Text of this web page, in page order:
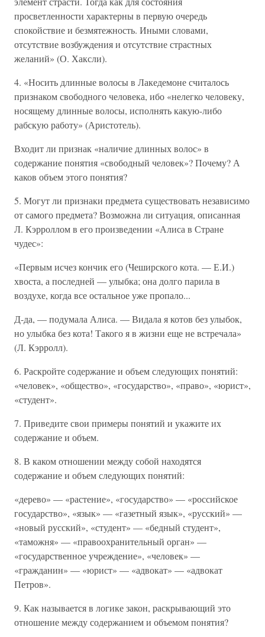
просветленности характерны в первую очередь
спокойствие и безмятежность. Иными словами,
отсутствие возбуждения и отсутствие страстных
желаний» (О. Хаксли).
4. «Носить длинные волосы в Лакедемоне считалось
признаком свободного человека, ибо «нелегко человеку,
носящему длинные волосы, исполнять какую-либо
рабскую работу» (Аристотель).
Входит ли признак «наличие длинных волос» в
содержание понятия «свободный человек»? Почему? А
каков объем этого понятия?
5. Могут ли признаки предмета существовать независимо
от самого предмета? Возможна ли ситуация, описанная
Л. Кэрроллом в его произведении «Алиса в Стране
чудес»:
«Первым исчез кончик его (Чеширского кота. — Е.И.)
хвоста, а последней — улыбка; она долго парила в
воздухе, когда все остальное уже пропало...
Д-да, — подумала Алиса. — Видала я котов без улыбок,
но улыбка без кота! Такого я в жизни еще не встречала»
(Л. Кэрролл).
6. Раскройте содержание и объем следующих понятий:
«человек», «общество», «государство», «право», «юрист»,
«студент».
7. Приведите свои примеры понятий и укажите их
содержание и объем.
8. В каком отношении между собой находятся
содержание и объем следующих понятий:
«дерево» — «растение», «государство» — «российское
государство», «язык» — «газетный язык», «русский» —
«новый русский», «студент» — «бедный студент»,
«таможня» — «правоохранительный орган» —
«государственное учреждение», «человек» —
«гражданин» — «юрист» — «адвокат» — «адвокат
Петров».
9. Как называется в логике закон, раскрывающий это
отношение между содержанием и объемом понятия?